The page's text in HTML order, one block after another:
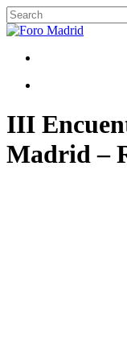
Skip
to
content
Close
Menu
III
Madrid –